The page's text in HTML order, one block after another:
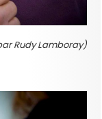
Rudy Lamboray)